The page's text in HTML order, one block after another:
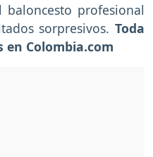
baloncesto profesional
sorpresivos. Toda
Colombia.com